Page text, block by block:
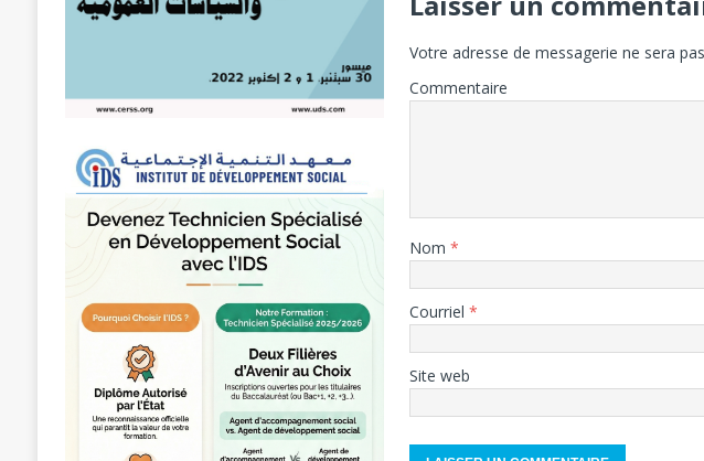
Votre adresse de messagerie ne sera
Commentaire
Nom*
Courriel*
Site web